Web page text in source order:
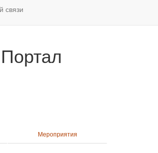
связи
Мероприятия